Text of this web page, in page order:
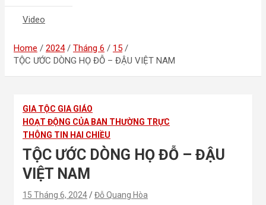
Video
Home 2024 Tháng 6
15
TỘC ƯỚC DÒNG HỌ ĐỖ – ĐẬU VIỆT NAM
GIA TỘC GIA GIÁO
HOẠT ĐỘNG CỦA BAN THƯỜNG TRỰC
THÔNG TIN HAI CHIỀU
TỘC ƯỚC DÒNG HỌ ĐỖ – ĐẬU
VIỆT NAM
15 Tháng 6, 2024 Đỗ Quang Hòa